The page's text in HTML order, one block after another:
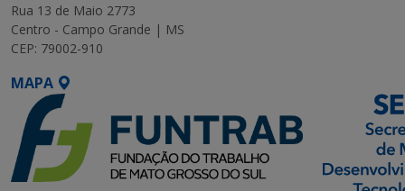
Rua 13 de Maio 2773
Centro - Campo Grande | MS
CEP: 79002-910
MAPA